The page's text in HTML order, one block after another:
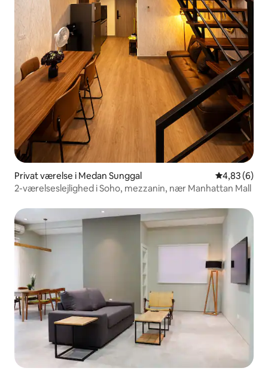
Privat værelse i Medan Sunggal 4,83 ud af 5
4,83 (6)
2-værelseslejlighed i Soho, mezzanin, nær Manhattan Mall